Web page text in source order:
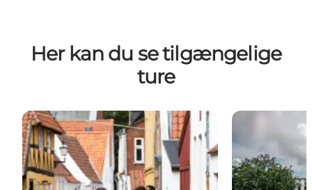
Her kan du se tilgængelige
ture
StoryHunt - Fortællinger fra Ribe StoryHunt -